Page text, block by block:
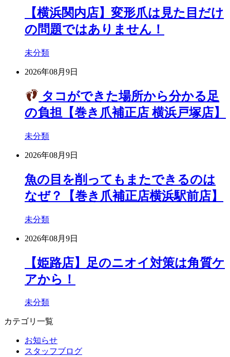
【横浜関内店】変形爪は見た目だけ
の問題ではありません！
未分類
2026年08月9日
タコができた場所から分かる足
の負担【巻き爪補正店 横浜戸塚店】
未分類
2026年08月9日
魚の目を削ってもまたできるのは
なぜ？【巻き爪補正店横浜駅前店】
未分類
2026年08月9日
【姫路店】足のニオイ対策は角質ケ
アから！
未分類
カテゴリ一覧
お知らせ
スタッフブログ